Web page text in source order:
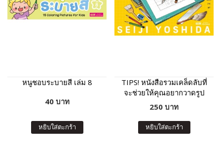
หนูชอบระบายสี เล่ม 8
40 บาท
หยิบใส่ตะกร้า
TIPS! หนังสือรวมเคล็ดลับที่
จะช่วยให้คุณอยากวาดรูป
250 บาท
หยิบใส่ตะกร้า